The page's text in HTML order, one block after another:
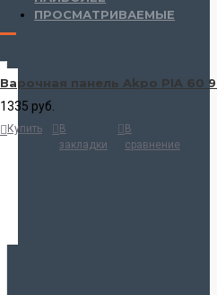
ПРОСМАТРИВАЕМЫЕ
Варочная панель Akpo PIA 60
1335 руб.
Купить
В
закладки
В
сравнение